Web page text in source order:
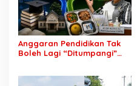
Peluang Emas
Anggaran Pendidikan Tak
Boleh Lagi “Ditumpangi”